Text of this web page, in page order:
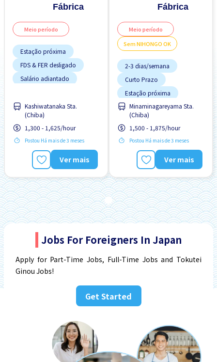
Fábrica
Meio período
Estação próxima
FDS & FER desligado
Salário adiantado
Transporte pago
Kashiwatanaka Sta.
(Chiba)
1,300 - 1,625/hour
Postou Há mais de 3 meses
Ver mais
Fábrica
Meio período
Sem NIHONGO OK
2-3 dias/semana
Curto Prazo
Estação próxima
Estacionamento de
bicicleta
Estacionamento de carro
Estrangeiro trabalhando
Manual de Treinamento
para Estrangeiros
Minaminagareyama Sta.
(Chiba)
1,500 - 1,875/hour
Postou Há mais de 3 meses
Ver mais
Jobs For Foreigners In Japan
Apply for Part-Time Jobs, Full-Time Jobs and Tokutei
Ginou Jobs!
Get Started